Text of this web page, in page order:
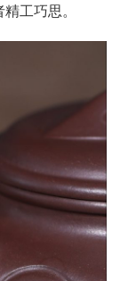
工巧思。